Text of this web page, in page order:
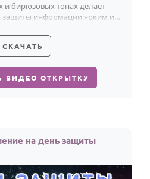
и бирюзовых тонах делает
защиты информации ярким и
СКАЧАТЬ
ВИДЕО ОТКРЫТКУ
на день защиты